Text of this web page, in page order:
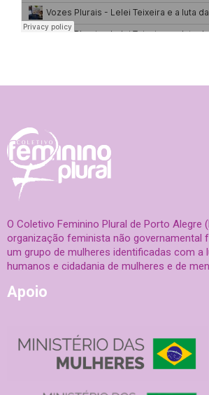
O Coletivo Feminino Plural de Porto Alegre
organização feminista não governamental
um grupo de mulheres identificadas com a
humanos e cidadania de mulheres e de
Apoio